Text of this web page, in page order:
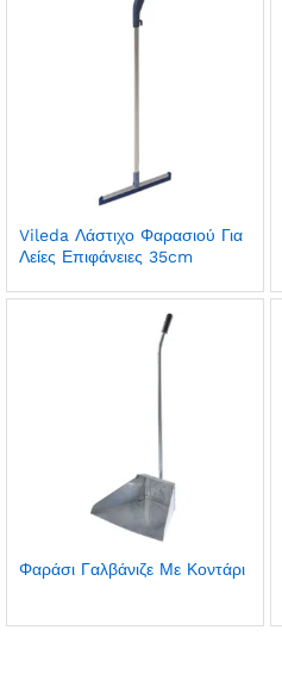
Vileda Λάστιχο Φαρασιού Για
Λείες Επιφάνειες 35cm
Φαράσι Γαλβάνιζε Με Κοντάρι